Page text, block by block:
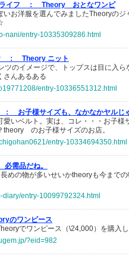
イフ ：
Theory おとなワンピ
いお洋服を選んでみましたTheoryの
nani/entry-10335309286.html
：
Theory ニット
ツのイメージで、トップスは目に入
さんあるある
entry-10336551312.html
お子様サイズも、なかなかヤルじ
愛いベルト。実は、コレ・・・お子様
theory のお子様サイズのお店。
entry-10334694350.html
必需品だね。
めの物が多いせいかtheoryも今まで
diary/entry-10099792324.html
のワンピース
でワンピース（\24,000）を購入し
?eid=982